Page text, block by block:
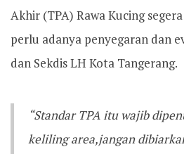
Akhir (TPA) Rawa Kucing
perlu adanya penyegaran dan
dan Sekdis LH Kota Tangerang.
“Standar TPA itu wajib
keliling area,jangan